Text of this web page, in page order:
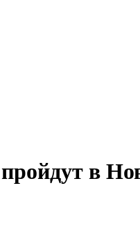
в